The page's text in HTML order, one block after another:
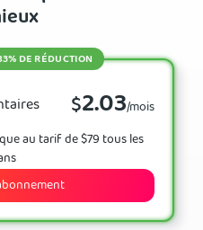
$2.03/mois
DE RÉDUCTION
au tarif de $79 tous les